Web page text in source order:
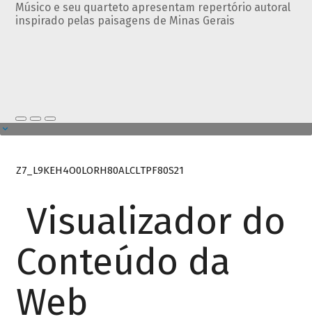
Músico e seu quarteto apresentam repertório autoral
inspirado pelas paisagens de Minas Gerais
Z7_L9KEH4O0LORH80ALCLTPF80S21
Visualizador do
Conteúdo da
Web